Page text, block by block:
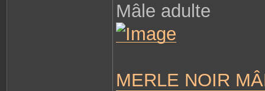
Mâle adulte
MERLE NOIR